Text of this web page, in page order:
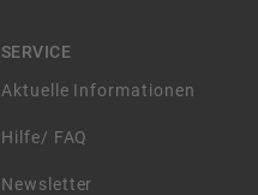
SERVICE
Aktuelle Informationen
Hilfe/ FAQ
Newsletter